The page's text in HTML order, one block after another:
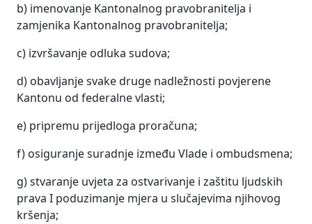
b) imenovanje Kantonalnog pravobranitelja i
zamjenika Kantonalnog pravobranitelja;
c) izvršavanje odluka sudova;
d) obavljanje svake druge nadležnosti povjerene
Kantonu od federalne vlasti;
e) pripremu prijedloga proračuna;
f) osiguranje suradnje između Vlade i ombudsmena;
g) stvaranje uvjeta za ostvarivanje i zaštitu ljudskih
prava I poduzimanje mjera u slučajevima njihovog
kršenja;